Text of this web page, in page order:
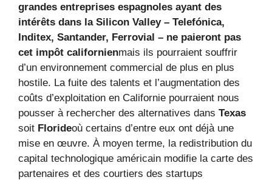
grandes entreprises espagnoles ayant des
intérêts dans la Silicon Valley – Telefónica,
Inditex, Santander, Ferrovial – ne paieront pas
cet impôt californienmais ils pourraient souffrir
d’un environnement commercial de plus en plus
hostile. La fuite des talents et l’augmentation des
coûts d’exploitation en Californie pourraient nous
pousser à rechercher des alternatives dans Texas
soit Florideoù certains d’entre eux ont déjà une
mise en œuvre. À moyen terme, la redistribution du
capital technologique américain modifie la carte des
partenaires et des courtiers des startups